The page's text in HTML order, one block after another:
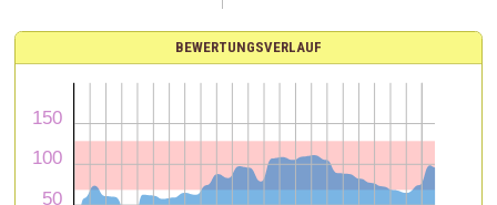
BEWERTUNGSVERLAUF